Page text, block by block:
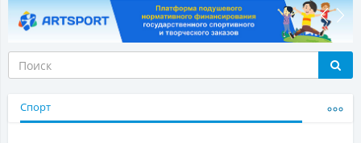
Спорт